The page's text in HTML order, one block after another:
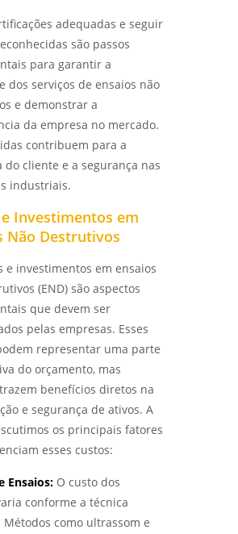
adequadas e seguir
são passos
para garantir a
dos serviços de ensaios não
e demonstrar a
da empresa no mercado.
contribuem para a
do cliente e a segurança nas
industriais.
Investimentos em
Não Destrutivos
e investimentos em ensaios
(END) são aspectos
que devem ser
pelas empresas. Esses
representar uma parte
do orçamento, mas
benefícios diretos na
e segurança de ativos. A
os principais fatores
esses custos:
Ensaios:O custo dos
conforme a técnica
como ultrassom e